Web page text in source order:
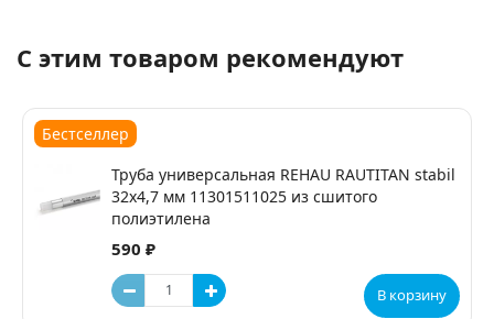
С этим товаром рекомендуют
Бестселлер
Труба универсальная REHAU RAUTITAN stabil
32х4,7 мм 11301511025 из сшитого
полиэтилена
590 ₽
В корзину